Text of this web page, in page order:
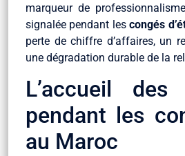
marqueur de
signalée pendant lescongés
perte de chiffre d’affaires, un
une dégradation durable de la
L’accueil des
pendant les
au Maroc